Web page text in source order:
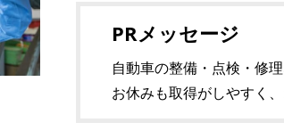
PRメッセージ
自動車の整備・点検・修
お休みも取得がしやすく